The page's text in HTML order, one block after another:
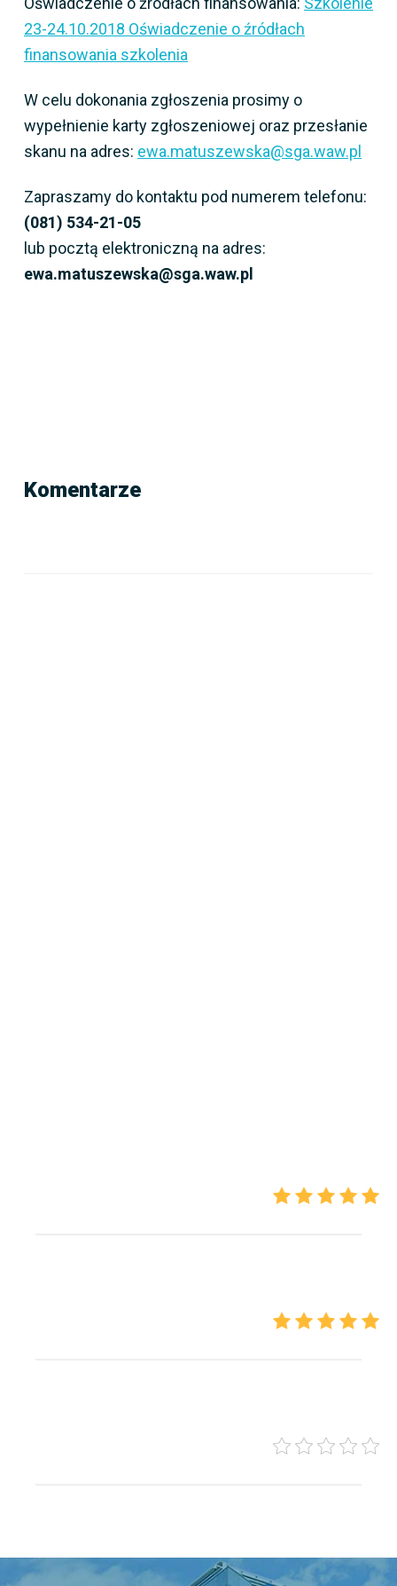
23-24.10.2018 Oświadczenie o źródłach
finansowania szkolenia
W celu dokonania zgłoszenia prosimy o
wypełnienie karty zgłoszeniowej oraz przesłanie
skanu na adres: ewa.matuszewska@sga.waw.pl
Zapraszamy do kontaktu pod numerem telefonu:
(081) 534-21-05
lub pocztą elektroniczną na adres:
ewa.matuszewska@sga.waw.pl
Komentarze